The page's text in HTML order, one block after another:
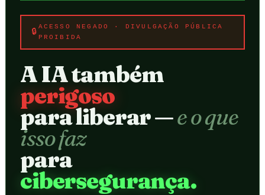
ACESSO NEGADO · DIVULGAÇÃO PÚBLICA
PROIBIDA
A IA também
perigoso
para liberar —e o que
isso faz
para
cibersegurança.